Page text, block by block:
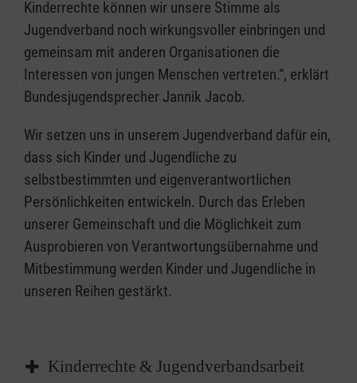
Kinderrechte können wir unsere Stimme als
Jugendverband noch wirkungsvoller einbringen und
gemeinsam mit anderen Organisationen die
Interessen von jungen Menschen vertreten.“, erklärt
Bundesjugendsprecher Jannik Jacob.
Wir setzen uns in unserem Jugendverband dafür ein,
dass sich Kinder und Jugendliche zu
selbstbestimmten und eigenverantwortlichen
Persönlichkeiten entwickeln. Durch das Erleben
unserer Gemeinschaft und die Möglichkeit zum
Ausprobieren von Verantwortungsübernahme und
Mitbestimmung werden Kinder und Jugendliche in
unseren Reihen gestärkt.
Kinderrechte & Jugendverbandsarbeit